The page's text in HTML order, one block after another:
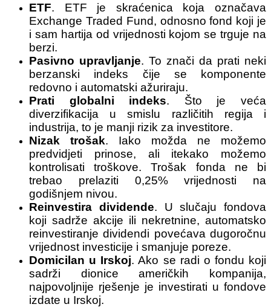
ETF. ETF je skraćenica koja označava
Exchange Traded Fund, odnosno fond koji je
i sam hartija od vrijednosti kojom se trguje na
berzi.
Pasivno upravljanje. To znači da prati neki
berzanski indeks čije se komponente
redovno i automatski ažuriraju.
Prati globalni indeks. Što je veća
diverzifikacija u smislu različitih regija i
industrija, to je manji rizik za investitore.
Nizak trošak. Iako možda ne možemo
predvidjeti prinose, ali itekako možemo
kontrolisati troškove. Trošak fonda ne bi
trebao prelaziti 0,25% vrijednosti na
godišnjem nivou.
Reinvestira dividende. U slučaju fondova
koji sadrže akcije ili nekretnine, automatsko
reinvestiranje dividendi povećava dugoročnu
vrijednost investicije i smanjuje poreze.
Domicilan u Irskoj. Ako se radi o fondu koji
sadrži dionice američkih kompanija,
najpovoljnije rješenje je investirati u fondove
izdate u Irskoj.